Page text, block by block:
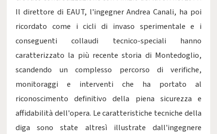
Il direttore di EAUT, l'ingegner Andrea Canali, ha poi
ricordato come i cicli di invaso sperimentale e i
conseguenti collaudi tecnico-speciali hanno
caratterizzato la più recente storia di Montedoglio,
scandendo un complesso percorso di verifiche,
monitoraggi e interventi che ha portato al
riconoscimento definitivo della piena sicurezza e
affidabilità dell'opera. Le caratteristiche tecniche della
diga sono state altresì illustrate dall'ingegnere